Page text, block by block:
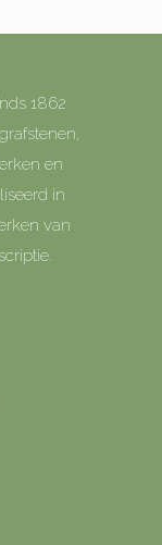
1862
en
in
van